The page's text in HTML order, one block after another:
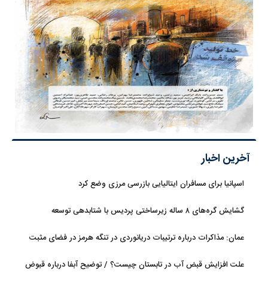
آخرین اخبار
اسپانیا برای مسافران ایتالیایی بازرسی مرزی وضع کرد
گشایش گره‌های ۸ ساله زیرساختی پردیس با شتابدهی توسعه
عمان: مذاکرات درباره ترتیبات دریانوردی در تنگه هرمز در فضای مثبت
علت افزایش قبض آب در تابستان چیست؟ / توضیح آبفا درباره قبوض